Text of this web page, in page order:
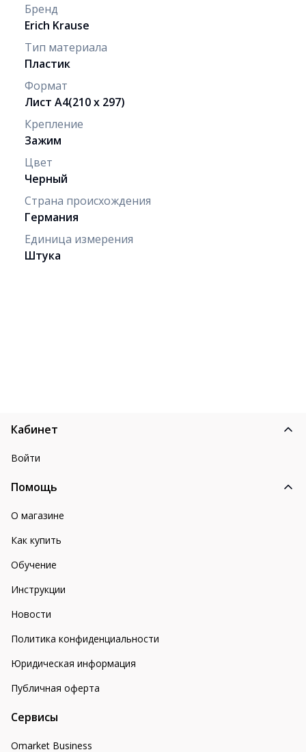
Бренд
Erich Krause
Тип материала
Пластик
Формат
Лист А4(210 x 297)
Крепление
Зажим
Цвет
Черный
Страна происхождения
Германия
Единица измерения
Штука
Кабинет
Войти
Помощь
О магазине
Как купить
Обучение
Инструкции
Новости
Политика конфиденциальности
Юридическая информация
Публичная оферта
Сервисы
Omarket Business